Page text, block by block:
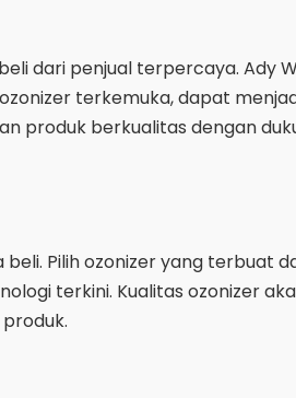
dari penjual terpercaya. Ady
terkemuka, dapat
produk berkualitas dengan
Pilih ozonizer yang terbuat
terkini. Kualitas ozonizer